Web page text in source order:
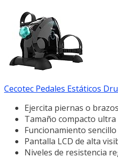
Cecotec Pedales Estáticos
Ejercita piernas o
Tamaño compacto
Funcionamiento
Pantalla LCD de alta
Niveles de resistencia